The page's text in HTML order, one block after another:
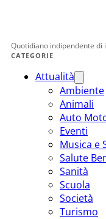
Quotidiano indipendente
CATEGORIE
Attualità
Ambiente
Animali
Auto
Eventi
Musica e
Salute
Sanità
Scuola
Società
Turismo